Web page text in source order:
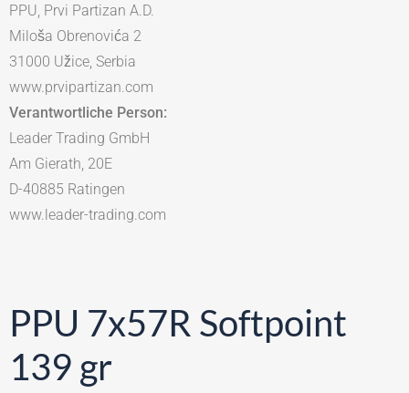
PPU, Prvi Partizan A.D.
Miloša Obrenovića 2
31000 Užice, Serbia
www.prvipartizan.com
Verantwortliche Person:
Leader Trading GmbH
Am Gierath, 20E
D-40885 Ratingen
www.leader-trading.com
PPU 7x57R Softpoint
139 gr